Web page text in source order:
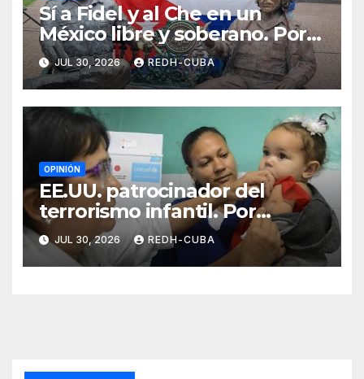
Sí a Fidel y al Che en un
México libre y soberano. Por
Luis Manuel Arce Issac
JUL 30, 2026 REDH-CUBA
OPINIÓN
EE.UU. patrocinador del
terrorismo infantil. Por
Ramón Pedregal Casanova
JUL 30, 2026 REDH-CUBA